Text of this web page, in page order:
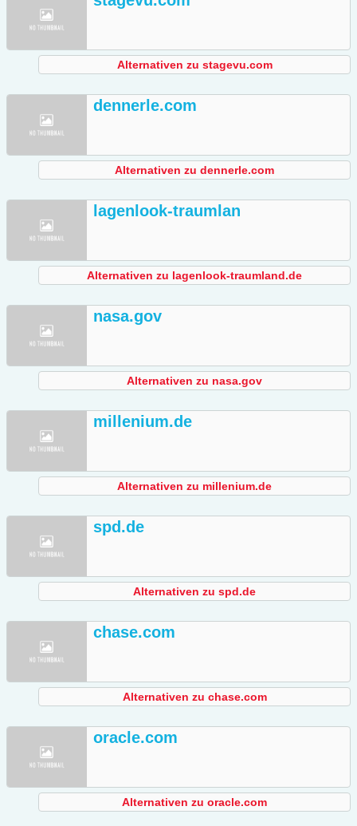
Alternativen zu stagevu.com
dennerle.com
Alternativen zu dennerle.com
lagenlook-traumlan
Alternativen zu lagenlook-traumland.de
nasa.gov
Alternativen zu nasa.gov
millenium.de
Alternativen zu millenium.de
spd.de
Alternativen zu spd.de
chase.com
Alternativen zu chase.com
oracle.com
Alternativen zu oracle.com